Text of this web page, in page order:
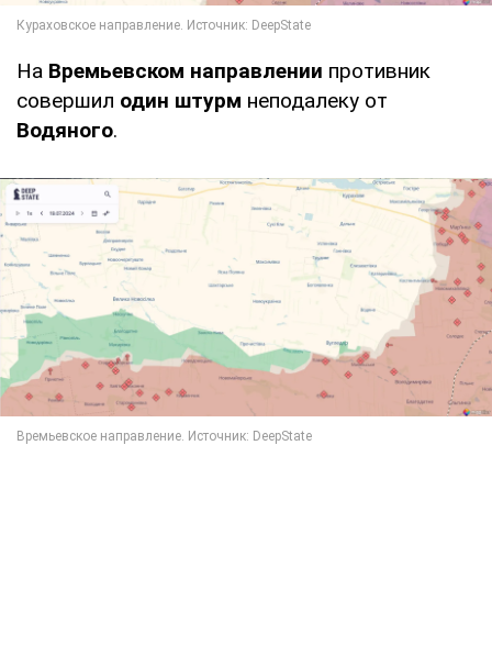
На Времьевском направлении противник
совершил один штурм неподалеку от
Водяного.